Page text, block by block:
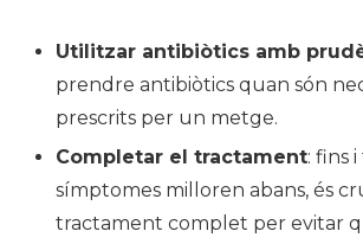
Utilitzar antibiòtics amb
prendre antibiòtics quan són
prescrits per un metge.
Completar el tractament: fins
símptomes milloren abans, és
tractament complet per evitar